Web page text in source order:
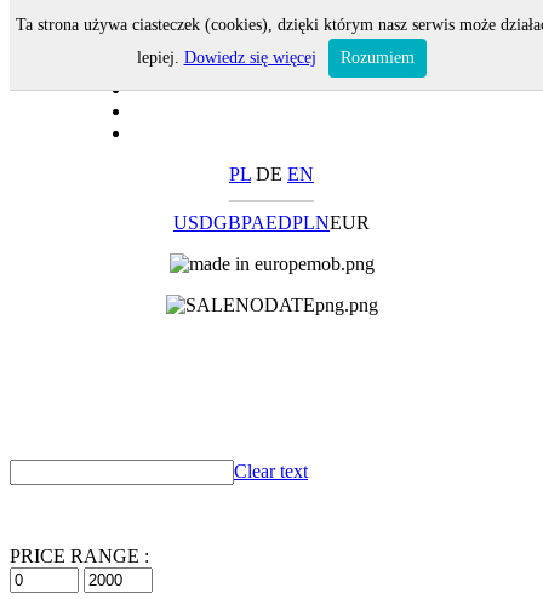
PL DE EN
USDGBPAEDPLNEUR
Clear text
PRICE RANGE :
Ta strona używa ciasteczek (cookies), dzięki którym nasz serwis może
lepiej. Dowiedz się więcej Rozumiem